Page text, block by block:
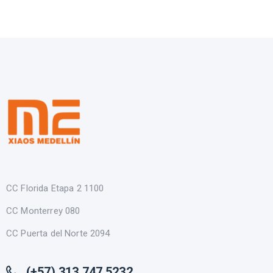
CC Florida Etapa 2 1100
CC Monterrey 080
CC Puerta del Norte 2094